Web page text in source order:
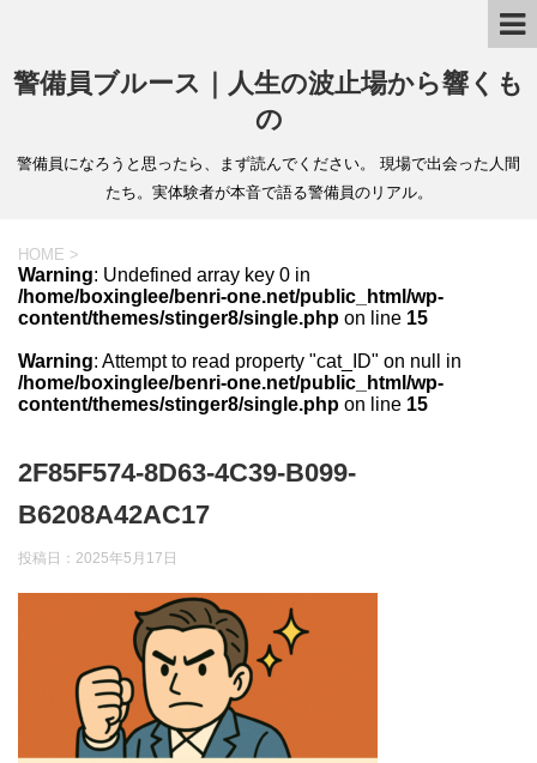
警備員ブルース｜人生の波止場から響くも
の
警備員になろうと思ったら、まず読んでください。 現場で出会った人間
たち。実体験者が本音で語る警備員のリアル。
HOME >
Warning: Undefined array key 0 in
/home/boxinglee/benri-one.net/public_html/wp-
content/themes/stinger8/single.php on line 15
Warning: Attempt to read property "cat_ID" on null in
/home/boxinglee/benri-one.net/public_html/wp-
content/themes/stinger8/single.php on line 15
2F85F574-8D63-4C39-B099-
B6208A42AC17
投稿日： 2025年5月17日